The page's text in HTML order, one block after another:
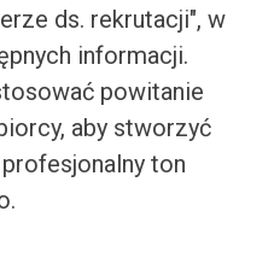
ds. rekrutacji", w
informacji.
powitanie
aby stworzyć
ton